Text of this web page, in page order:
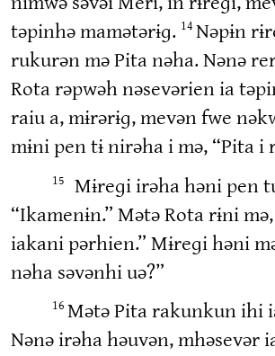
təpinhə mamətərɨɡ. 14 Nəpɨn
rukurən mə Pita nəha. Nənə
Rota rəpwəh nəsevərien ia
raiu a, mɨrərɨɡ, mevən fwe
mɨni pen tɨ nirəha i mə, “Pita i
15
Mɨreɡi irəha həni pen
“Ikamenɨn.” Mətə Rota rɨni
iakani pərhien.” Mɨreɡi həni
nəha səvənhi uə?”
16 Mətə Pita rakunkun ihi
Nənə irəha həuvən, mhəsevər